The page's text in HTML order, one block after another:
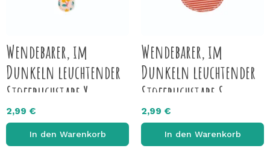
Wendebarer, im
Dunkeln leuchtender
Stoffbuchstabe Y
2,99 €
In den Warenkorb
Wendebarer, im
Dunkeln leuchtender
Stoffbuchstabe S
2,99 €
In den Warenkorb